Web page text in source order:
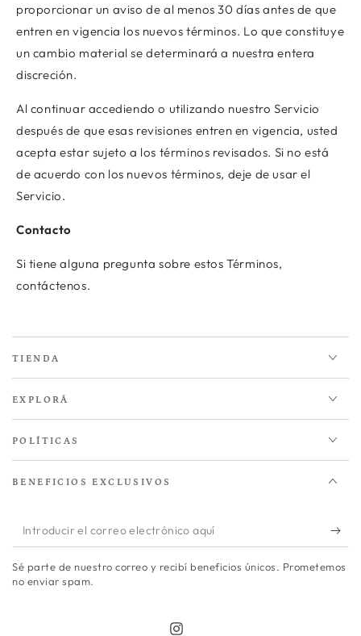
proporcionar un aviso de al menos 30 días antes de que
entren en vigencia los nuevos términos. Lo que constituye
un cambio material se determinará a nuestra entera
discreción.
Al continuar accediendo o utilizando nuestro Servicio
después de que esas revisiones entren en vigencia, usted
acepta estar sujeto a los términos revisados. Si no está
de acuerdo con los nuevos términos, deje de usar el
Servicio.
Contacto
Si tiene alguna pregunta sobre estos Términos,
contáctenos.
TIENDA
EXPLORÁ
POLÍTICAS
BENEFICIOS EXCLUSIVOS
Introducir
el
correo
Sé parte de nuestro correo y recibí beneficios únicos. Prometemos
no enviar spam.